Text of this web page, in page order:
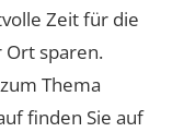
Zeit für die
Ort sparen.
Thema
finden Sie auf